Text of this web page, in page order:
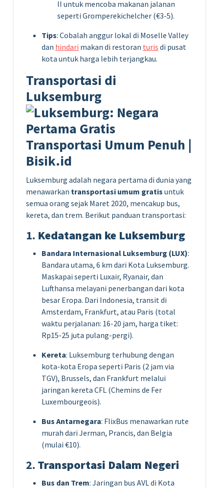
II untuk mencoba makanan jalanan
seperti Gromperekichelcher (€3-5).
Tips: Cobalah anggur lokal di Moselle Valley
dan hindari makan di restoran turis di pusat
kota untuk harga lebih terjangkau.
Transportasi di
Luksemburg
Luksemburg adalah negara pertama di dunia yang
menawarkan transportasi umum gratis untuk
semua orang sejak Maret 2020, mencakup bus,
kereta, dan trem. Berikut panduan transportasi:
1. Kedatangan ke Luksemburg
Bandara Internasional Luksemburg (LUX):
Bandara utama, 6 km dari Kota Luksemburg.
Maskapai seperti Luxair, Ryanair, dan
Lufthansa melayani penerbangan dari kota
besar Eropa. Dari Indonesia, transit di
Amsterdam, Frankfurt, atau Paris (total
waktu perjalanan: 16-20 jam, harga tiket:
Rp15-25 juta pulang-pergi).
Kereta: Luksemburg terhubung dengan
kota-kota Eropa seperti Paris (2 jam via
TGV), Brussels, dan Frankfurt melalui
jaringan kereta CFL (Chemins de Fer
Luxembourgeois).
Bus Antarnegara: FlixBus menawarkan rute
murah dari Jerman, Prancis, dan Belgia
(mulai €10).
2. Transportasi Dalam Negeri
Bus dan Trem: Jaringan bus AVL di Kota